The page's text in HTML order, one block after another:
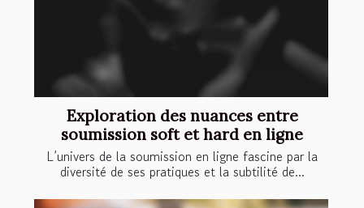
Exploration des nuances entre
soumission soft et hard en ligne
L’univers de la soumission en ligne fascine par la
diversité de ses pratiques et la subtilité de...